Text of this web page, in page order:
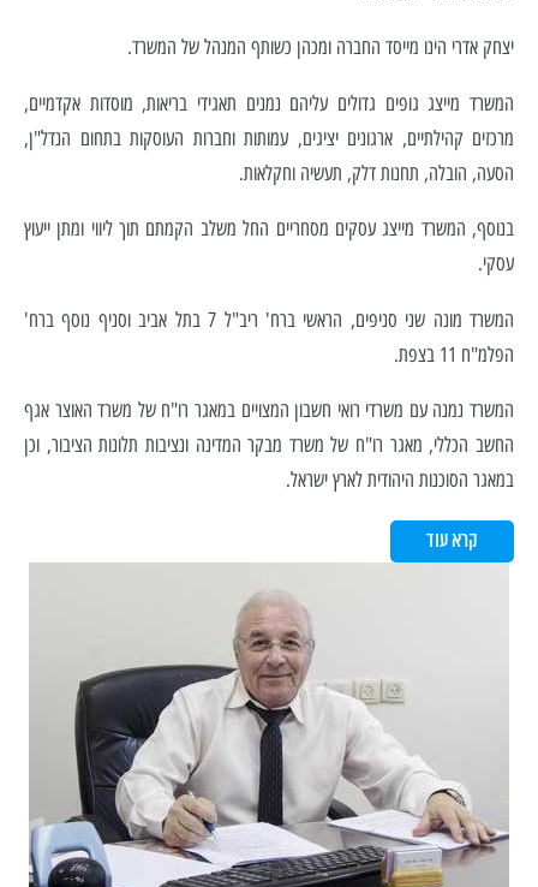
יצחק אדרי הינו מייסד החברה ומכהן כשותף המנהל של המשרד.
המשרד מייצג גופים גדולים עליהם נמנים תאגידי בריאות, מוסדות אקדמיים,
מרכזים קהילתיים, ארגונים יציגים, עמותות וחברות העוסקות בתחום הנדל"ן,
הסעה, הובלה, תחנות דלק, תעשיה וחקלאות.
בנוסף, המשרד מייצג עסקים מסחריים החל משלב הקמתם תוך ליווי ומתן ייעוץ
עסקי.
המשרד מונה שני סניפים, הראשי ברח' ריב"ל 7 בתל אביב וסניף נוסף ברח'
הפלמ"ח 11 בצפת.
המשרד נמנה עם משרדי רואי חשבון המצויים במאגר רו"ח של משרד האוצר אגף
החשב הכללי, מאגר רו"ח של משרד מבקר המדינה ונציבות תלונות הציבור, וכן
במאגר הסוכנות היהודית לארץ ישראל.
קרא עוד